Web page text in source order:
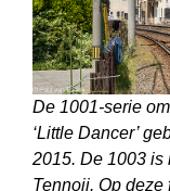
De 1001-serie
‘Little Dancer’
2015. De 1003 is
Tennoji. Op deze